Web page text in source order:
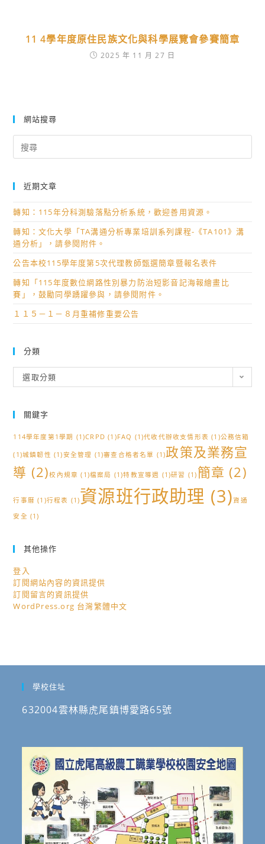
11 4學年度原住民族文化與科學展覽會參賽簡章
2025 年 11 月 27 日
網站搜尋
for:
近期文章
轉知：115年分科測驗落點分析系統，歡迎善用資源。
轉知：文化大學「TA溝通分析專業培訓系列課程-《TA101》溝
通分析」，請參閱附件。
公告本校115學年度第5次代理教師甄選簡章暨報名表件
轉知「115年度數位網路性別暴力防治短影音記海報繪畫比
賽」，鼓勵同學踴躍參與，請參閱附件。
１１５－１－８月重補修重要公告
分類
類
選取分類
關鍵字
114學年度第1學期 (1)CRPD (1)FAQ (1)代收代辦收支情形表 (1)公務信箱
(1)城鎮韌性 (1)安全管理 (1)審查合格者名單 (1)政策及業務宣
導 (2)校內規章 (1)檔案局 (1)特教宣導週 (1)研習 (1) 簡章 (2)
行事曆 (1)行程表 (1)資源班行政助理 (3)資通
安全 (1)
其他操作
登入
訂閱網站內容的資訊提供
訂閱留言的資訊提供
WordPress.org 台灣繁體中文
學校住址
632004雲林縣虎尾鎮博愛路65號